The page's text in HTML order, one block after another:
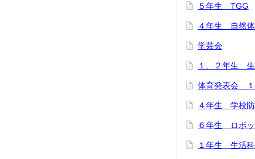
５年生 TGG
４年生 自然
学芸会
１、２年生
体育発表会 １
４年生 学校
６年生 ロボ
１年生 生活